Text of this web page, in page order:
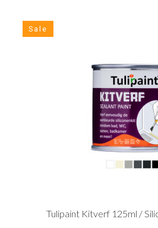
Sale
Tulipaint Kitverf 125ml /